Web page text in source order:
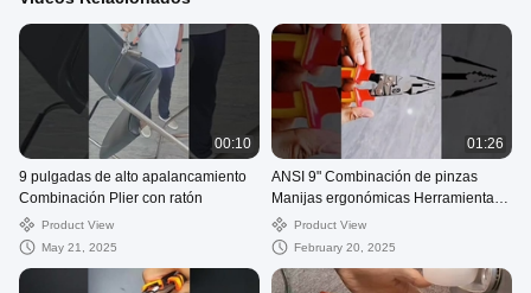
00:10
9 pulgadas de alto apalancamiento
Combinación Plier con ratón
Product View
May 21, 2025
01:26
ANSI 9" Combinación de pinzas
Manijas ergonómicas Herramienta
con rueda de trinquete
Product View
February 20, 2025